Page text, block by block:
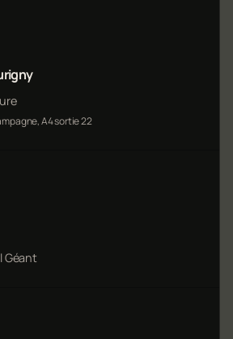
A4 sortie 22
Géant